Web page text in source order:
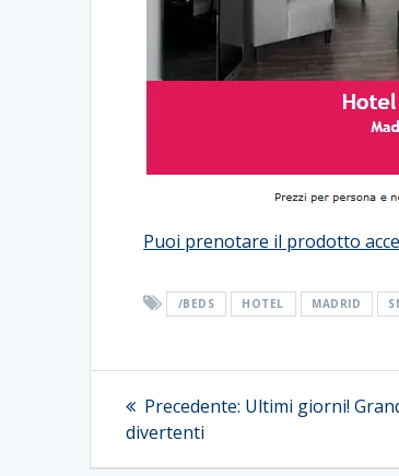
Puoi prenotare il prodotto
/BEDS HOTEL MADRID
Navigazione
articoli
Precedente: Articolo
Ultimi giorni!
divertenti